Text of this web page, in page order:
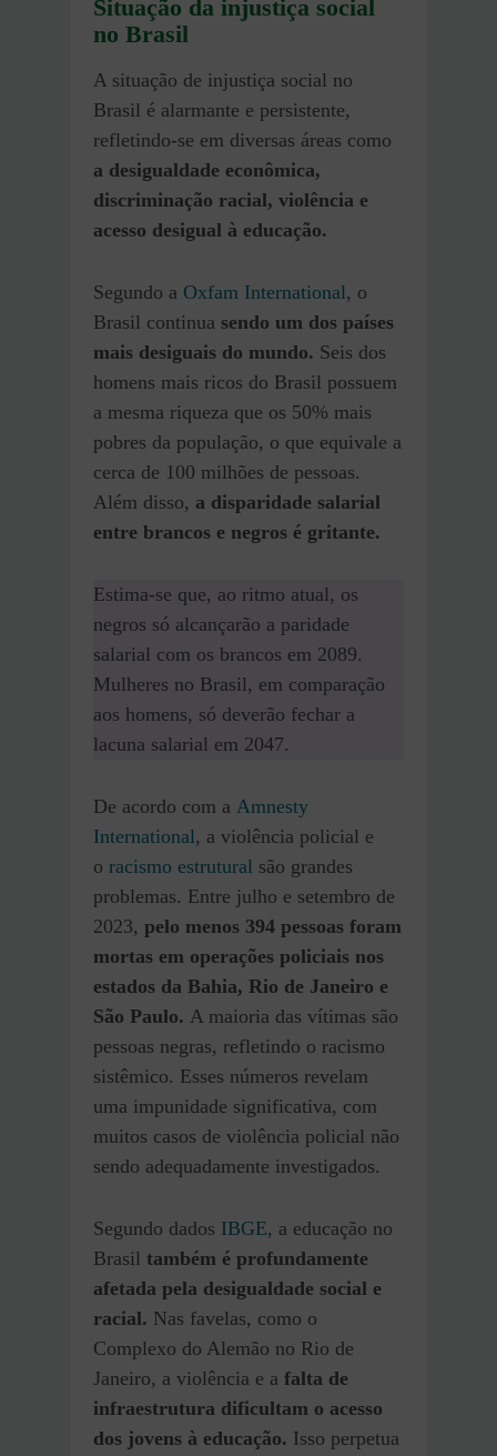
Situação da injustiça social
no Brasil
A situação de injustiça social no
Brasil é alarmante e persistente,
refletindo-se em diversas áreas como
a desigualdade econômica,
discriminação racial, violência e
acesso desigual à educação.
Segundo a Oxfam International, o
Brasil continua sendo um dos países
mais desiguais do mundo. Seis dos
homens mais ricos do Brasil possuem
a mesma riqueza que os 50% mais
pobres da população, o que equivale a
cerca de 100 milhões de pessoas.
Além disso, a disparidade salarial
entre brancos e negros é gritante.
Estima-se que, ao ritmo atual, os
negros só alcançarão a paridade
salarial com os brancos em 2089.
Mulheres no Brasil, em comparação
aos homens, só deverão fechar a
lacuna salarial em 2047.
De acordo com a Amnesty
International, a violência policial e
o racismo estrutural são grandes
problemas. Entre julho e setembro de
2023, pelo menos 394 pessoas foram
mortas em operações policiais nos
estados da Bahia, Rio de Janeiro e
São Paulo. A maioria das vítimas são
pessoas negras, refletindo o racismo
sistêmico. Esses números revelam
uma impunidade significativa, com
muitos casos de violência policial não
sendo adequadamente investigados​.
Segundo dados IBGE, a educação no
Brasil também é profundamente
afetada pela desigualdade social e
racial. Nas favelas, como o
Complexo do Alemão no Rio de
Janeiro, a violência e a falta de
infraestrutura dificultam o acesso
dos jovens à educação. Isso perpetua